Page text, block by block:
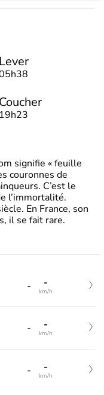
Lever
Coucher
19h23
signifie « feuille
couronnes de
C’est le
l’immortalité.
En France, son
il se fait rare.
- -
km/h
- -
km/h
- -
km/h